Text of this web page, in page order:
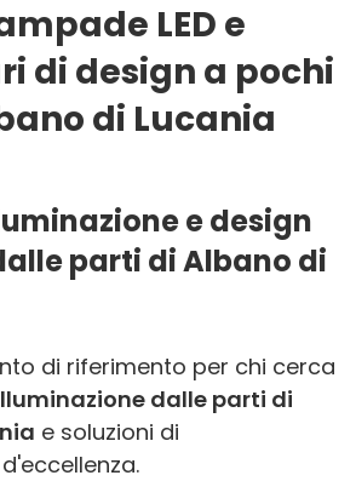
LED e
di design a pochi
di Lucania
e design
parti di Albano di
di riferimento per chi cerca
dalle parti di
e soluzioni di